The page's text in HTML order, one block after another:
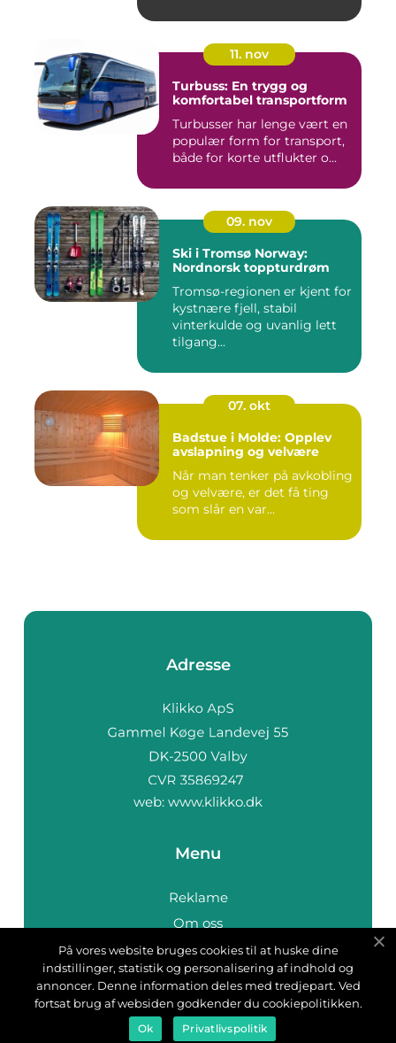
11. nov
Turbuss: En trygg og
komfortabel transportform
Turbusser har lenge vært en
populær form for transport,
både for korte utflukter o...
09. nov
Ski i Tromsø Norway:
Nordnorsk toppturdrøm
Tromsø-regionen er kjent for
kystnære fjell, stabil
vinterkulde og uvanlig lett
tilgang...
07. okt
Badstue i Molde: Opplev
avslapning og velvære
Når man tenker på avkobling
og velvære, er det få ting
som slår en var...
Adresse
web: www.klikko.dk
Menu
Reklame
Om oss
Cookies
Kontakt Oss
Sitemap
På vores website bruges cookies til at huske dine
indstillinger, statistik og personalisering af indhold og
annoncer. Denne information deles med tredjepart. Ved
fortsat brug af websiden godkender du cookiepolitikken.
Ok Privatlivspolitik